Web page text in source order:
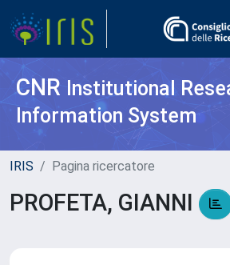
CNR Institutional
Information System
IRIS Pagina ricercatore
PROFETA, GIANNI